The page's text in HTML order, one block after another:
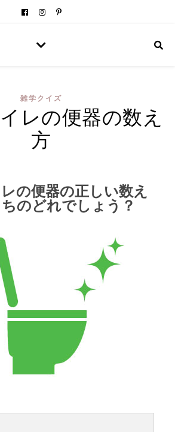
雑学クイズ
レの便器の数え
方
の便器の正しい数え
のどれでしょう？